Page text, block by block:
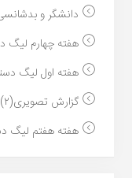
دانشگر و
هفته چهارم لیگ دسته
هفته اول لیگ
گزارش تصویری(۲) شاهین شهرداری و استقلال تهران/عکس:...
هفته هفتم لیگ دسته